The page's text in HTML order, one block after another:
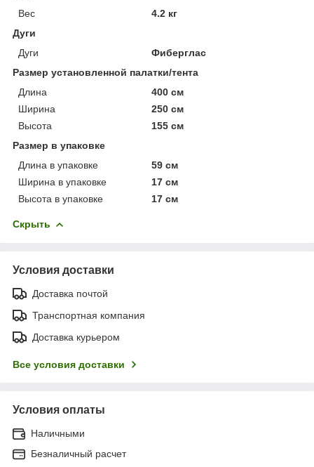
Вес
4.2 кг
Дуги
Дуги
Фиберглас
Размер установленной палатки/тента
Длина
400 см
Ширина
250 см
Высота
155 см
Размер в упаковке
Длина в упаковке
59 см
Ширина в упаковке
17 см
Высота в упаковке
17 см
Скрыть
Условия доставки
Доставка почтой
Транспортная компания
Доставка курьером
Все условия доставки
Условия оплаты
Наличными
Безналичный расчет